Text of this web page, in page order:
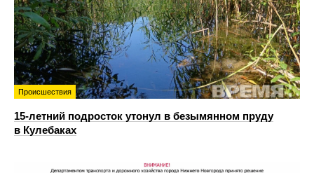
Происшествия
15-летний подросток утонул в безымянном пруду
в Кулебаках